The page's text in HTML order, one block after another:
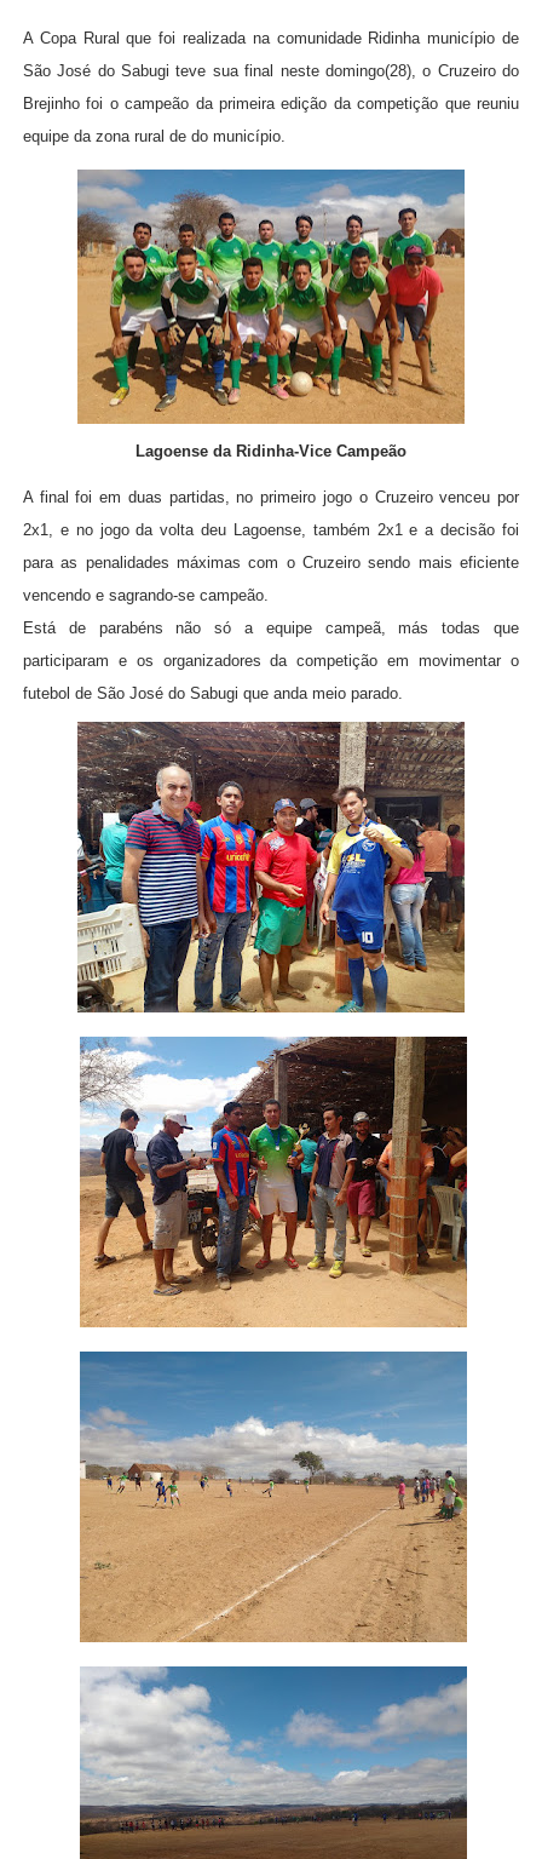
A Copa Rural que foi realizada na comunidade Ridinha município de
São José do Sabugi teve sua final neste domingo(28), o Cruzeiro do
Brejinho foi o campeão da primeira edição da competição que reuniu
equipe da zona rural de do município.
Lagoense da Ridinha-Vice Campeão
A final foi em duas partidas, no primeiro jogo o Cruzeiro venceu por
2x1, e no jogo da volta deu Lagoense, também 2x1 e a decisão foi
para as penalidades máximas com o Cruzeiro sendo mais eficiente
vencendo e sagrando-se campeão.
Está de parabéns não só a equipe campeã, más todas que
participaram e os organizadores da competição em movimentar o
futebol de São José do Sabugi que anda meio parado.